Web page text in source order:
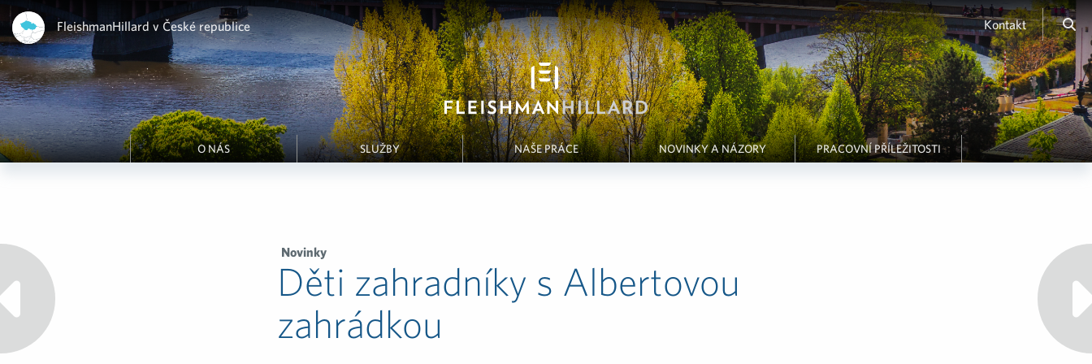
FleishmanHillard v České republice Kontakt
O NÁS SLUŽBY NAŠE PRÁCE NOVINKY A NÁZORY PRACOVNÍ PŘÍLEŽITOSTI
Novinky
Děti zahradníky s Albertovou
zahrádkou